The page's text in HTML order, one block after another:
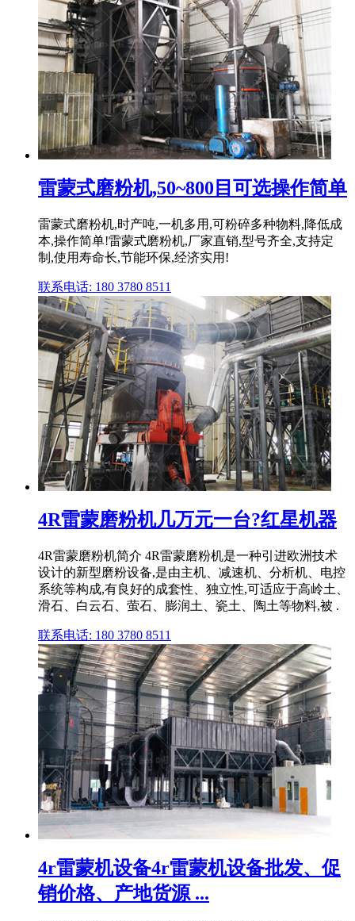
雷蒙式磨粉机,50~800目可选操作简单
雷蒙式磨粉机,时产吨,一机多用,可粉碎多种物料,降低成
本,操作简单!雷蒙式磨粉机,厂家直销,型号齐全,支持定
制,使用寿命长,节能环保,经济实用!
联系电话: 180 3780 8511
4R雷蒙磨粉机几万元一台?红星机器
4R雷蒙磨粉机简介 4R雷蒙磨粉机是一种引进欧洲技术
设计的新型磨粉设备,是由主机、减速机、分析机、电控
系统等构成,有良好的成套性、独立性,可适应于高岭土、
滑石、白云石、萤石、膨润土、瓷土、陶土等物料,被 .
联系电话: 180 3780 8511
4r雷蒙机设备4r雷蒙机设备批发、促
销价格、产地货源 ...